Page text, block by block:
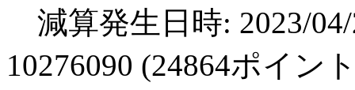
減算発生日時: 2023/
10276090 (24864ポイン